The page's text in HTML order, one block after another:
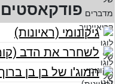
פודקאסטים
גיקונומי (ראיונות)
לשחרר את הדב
המוג'ו של בן בן ברוך